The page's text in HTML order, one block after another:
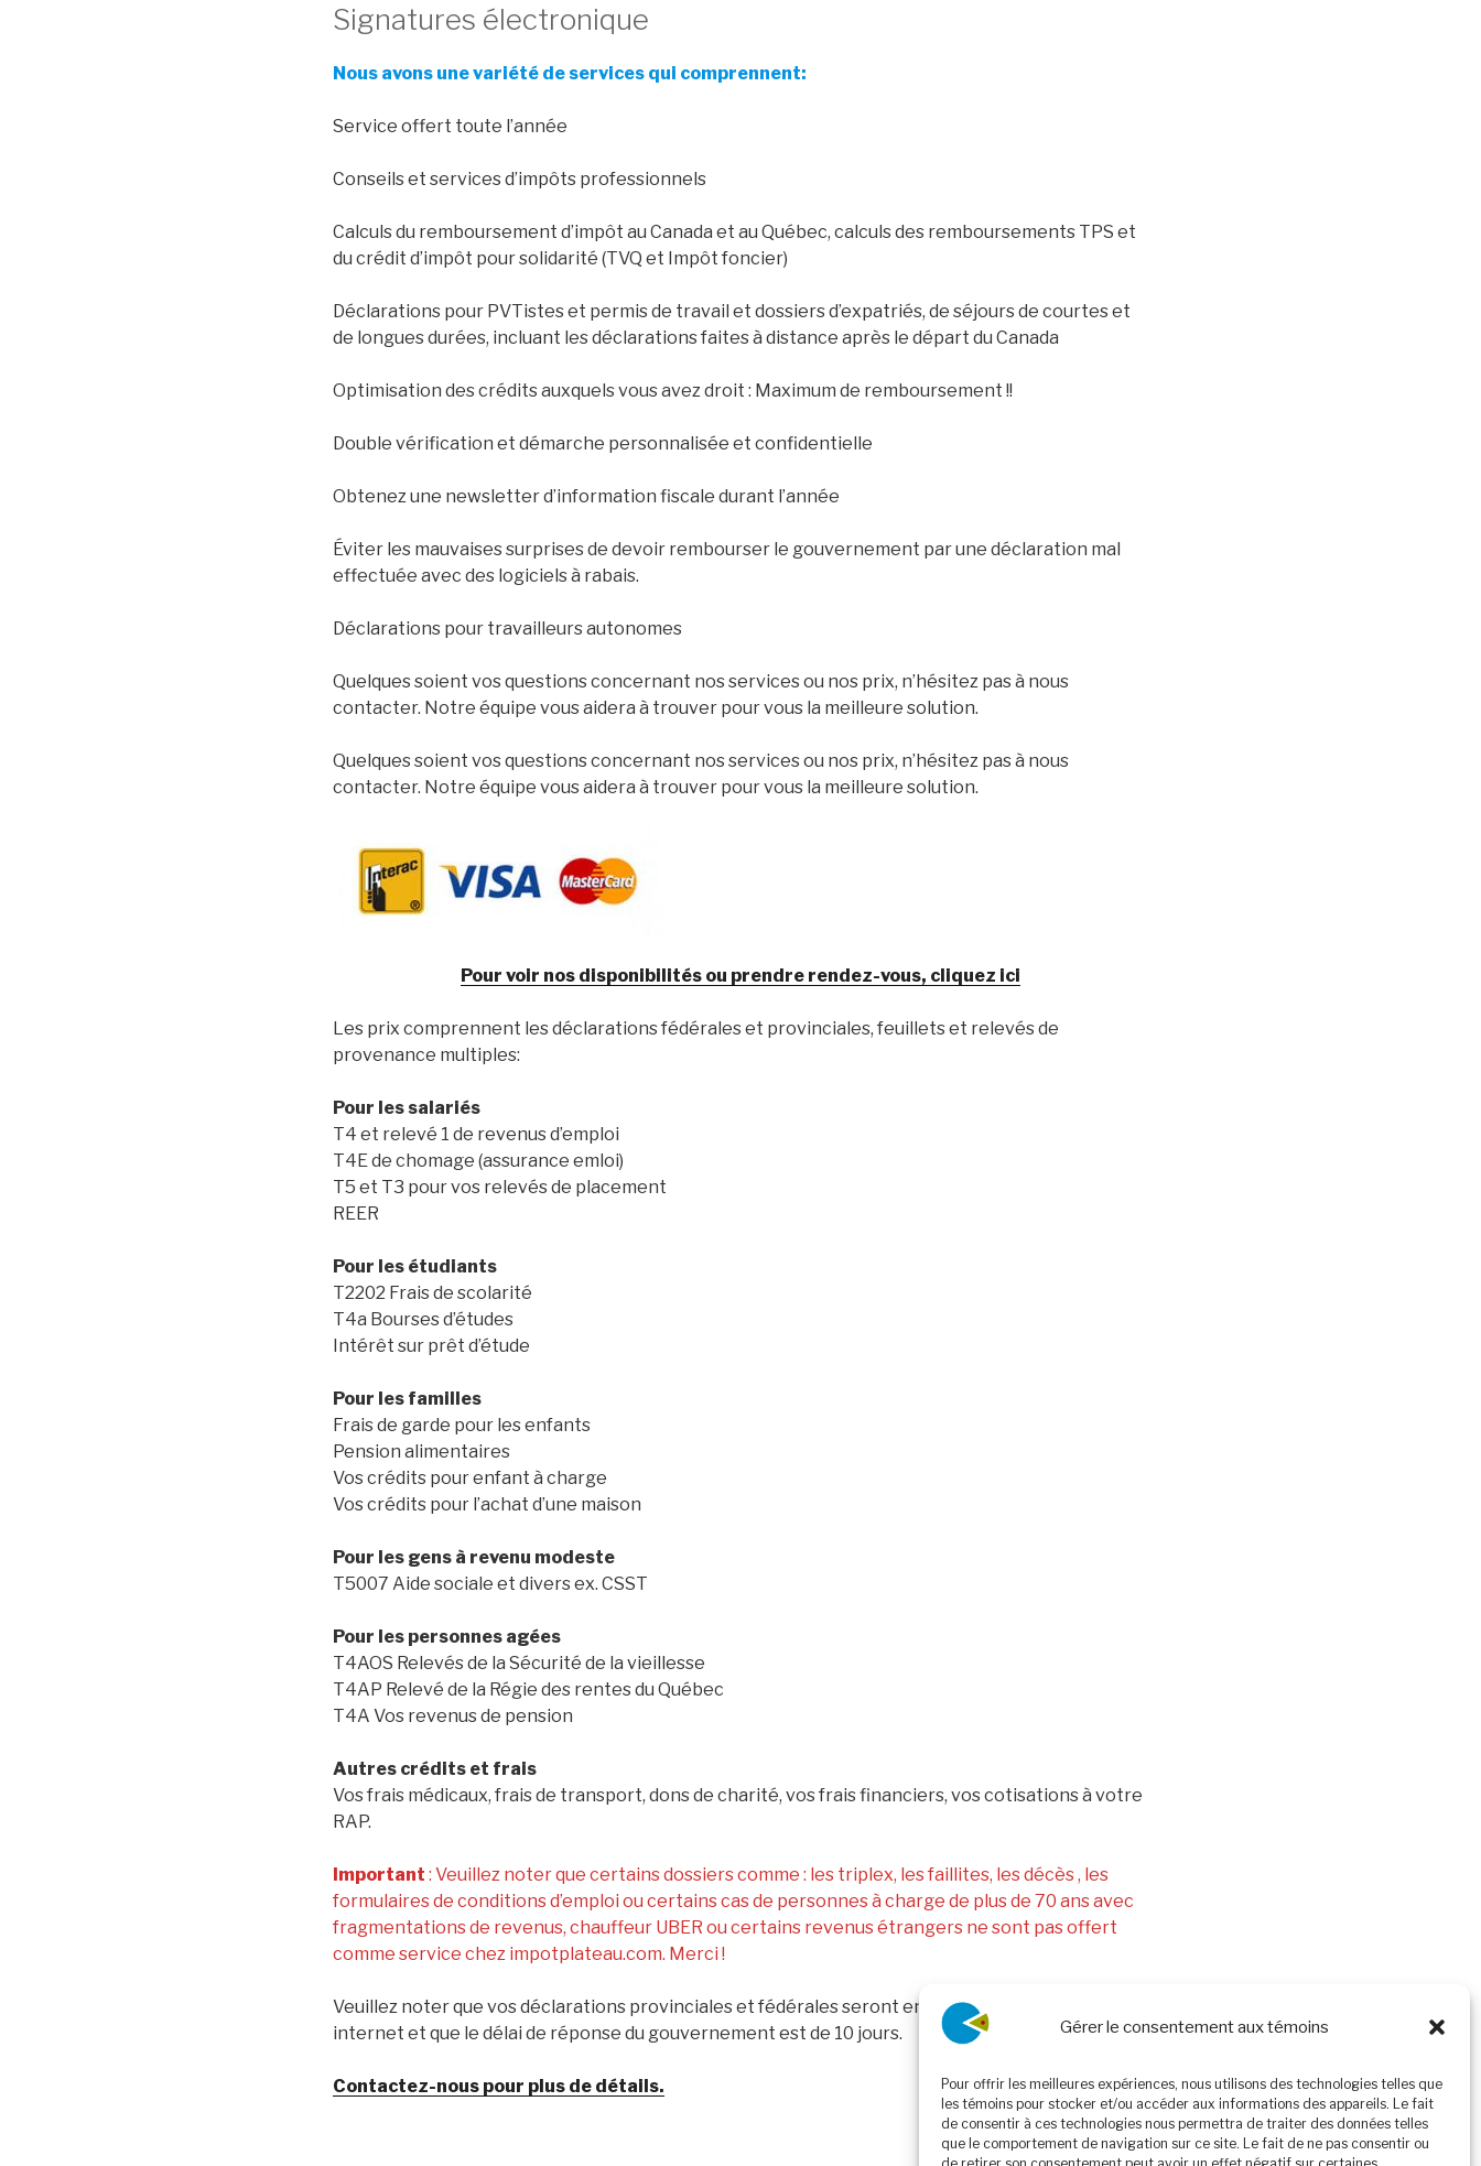
Gérer le consentement aux témoins
Pour offrir les meilleures expériences, nous utilisons des technologies telles que
les témoins pour stocker et/ou accéder aux informations des appareils. Le fait
de consentir à ces technologies nous permettra de traiter des données telles
que le comportement de navigation sur ce site. Le fait de ne pas consentir ou
Signatures électronique
Nous avons une variété de services qui comprennent:
Service offert toute l’année
Conseils et services d’impôts professionnels
Calculs du remboursement d’impôt au Canada et au Québec, calculs des remboursements TPS et
du crédit d’impôt pour solidarité (TVQ et Impôt foncier)
Déclarations pour PVTistes et permis de travail et dossiers d’expatriés, de séjours de courtes et
de longues durées, incluant les déclarations faites à distance après le départ du Canada
Optimisation des crédits auxquels vous avez droit : Maximum de remboursement !!
Double vérification et démarche personnalisée et confidentielle
Obtenez une newsletter d’information fiscale durant l’année
Éviter les mauvaises surprises de devoir rembourser le gouvernement par une déclaration mal
effectuée avec des logiciels à rabais.
Déclarations pour travailleurs autonomes
Quelques soient vos questions concernant nos services ou nos prix, n’hésitez pas à nous
contacter. Notre équipe vous aidera à trouver pour vous la meilleure solution.
Quelques soient vos questions concernant nos services ou nos prix, n’hésitez pas à nous
contacter. Notre équipe vous aidera à trouver pour vous la meilleure solution.
Pour voir nos disponibilités ou prendre rendez-vous, cliquez ici
Les prix comprennent les déclarations fédérales et provinciales, feuillets et relevés de
provenance multiples:
Pour les salariés
T4 et relevé 1 de revenus d’emploi
T4E de chomage (assurance emloi)
T5 et T3 pour vos relevés de placement
REER
Pour les étudiants
T2202 Frais de scolarité
T4a Bourses d’études
Intérêt sur prêt d’étude
Pour les familles
Frais de garde pour les enfants
Pension alimentaires
Vos crédits pour enfant à charge
Vos crédits pour l’achat d’une maison
Pour les gens à revenu modeste
T5007 Aide sociale et divers ex. CSST
Pour les personnes agées
T4AOS Relevés de la Sécurité de la vieillesse
T4AP Relevé de la Régie des rentes du Québec
T4A Vos revenus de pension
Autres crédits et frais
Vos frais médicaux, frais de transport, dons de charité, vos frais financiers, vos cotisations à votre
RAP.
Important : Veuillez noter que certains dossiers comme : les triplex, les faillites, les décès , les
formulaires de conditions d’emploi ou certains cas de personnes à charge de plus de 70 ans avec
fragmentations de revenus, chauffeur UBER ou certains revenus étrangers ne sont pas offert
comme service chez impotplateau.com. Merci !
Veuillez noter que vos déclarations provinciales et fédérales seront envoyées par transmission
internet et que le délai de réponse du gouvernement est de 10 jours.
Contactez-nous pour plus de détails.